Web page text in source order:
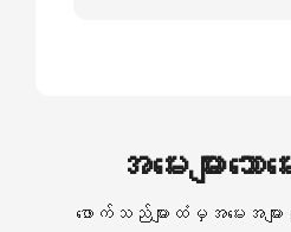
အမေးများသော
ဖောက်သည်များထံမှအမေးအများ